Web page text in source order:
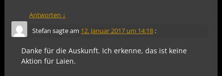
Antworten ↓
Stefan sagte am 12. Januar 2017 um 14:18 :
Danke für die Auskunft. Ich erkenne, das ist keine
Aktion für Laien.